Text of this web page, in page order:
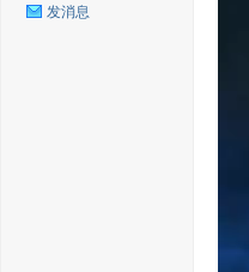
发消息